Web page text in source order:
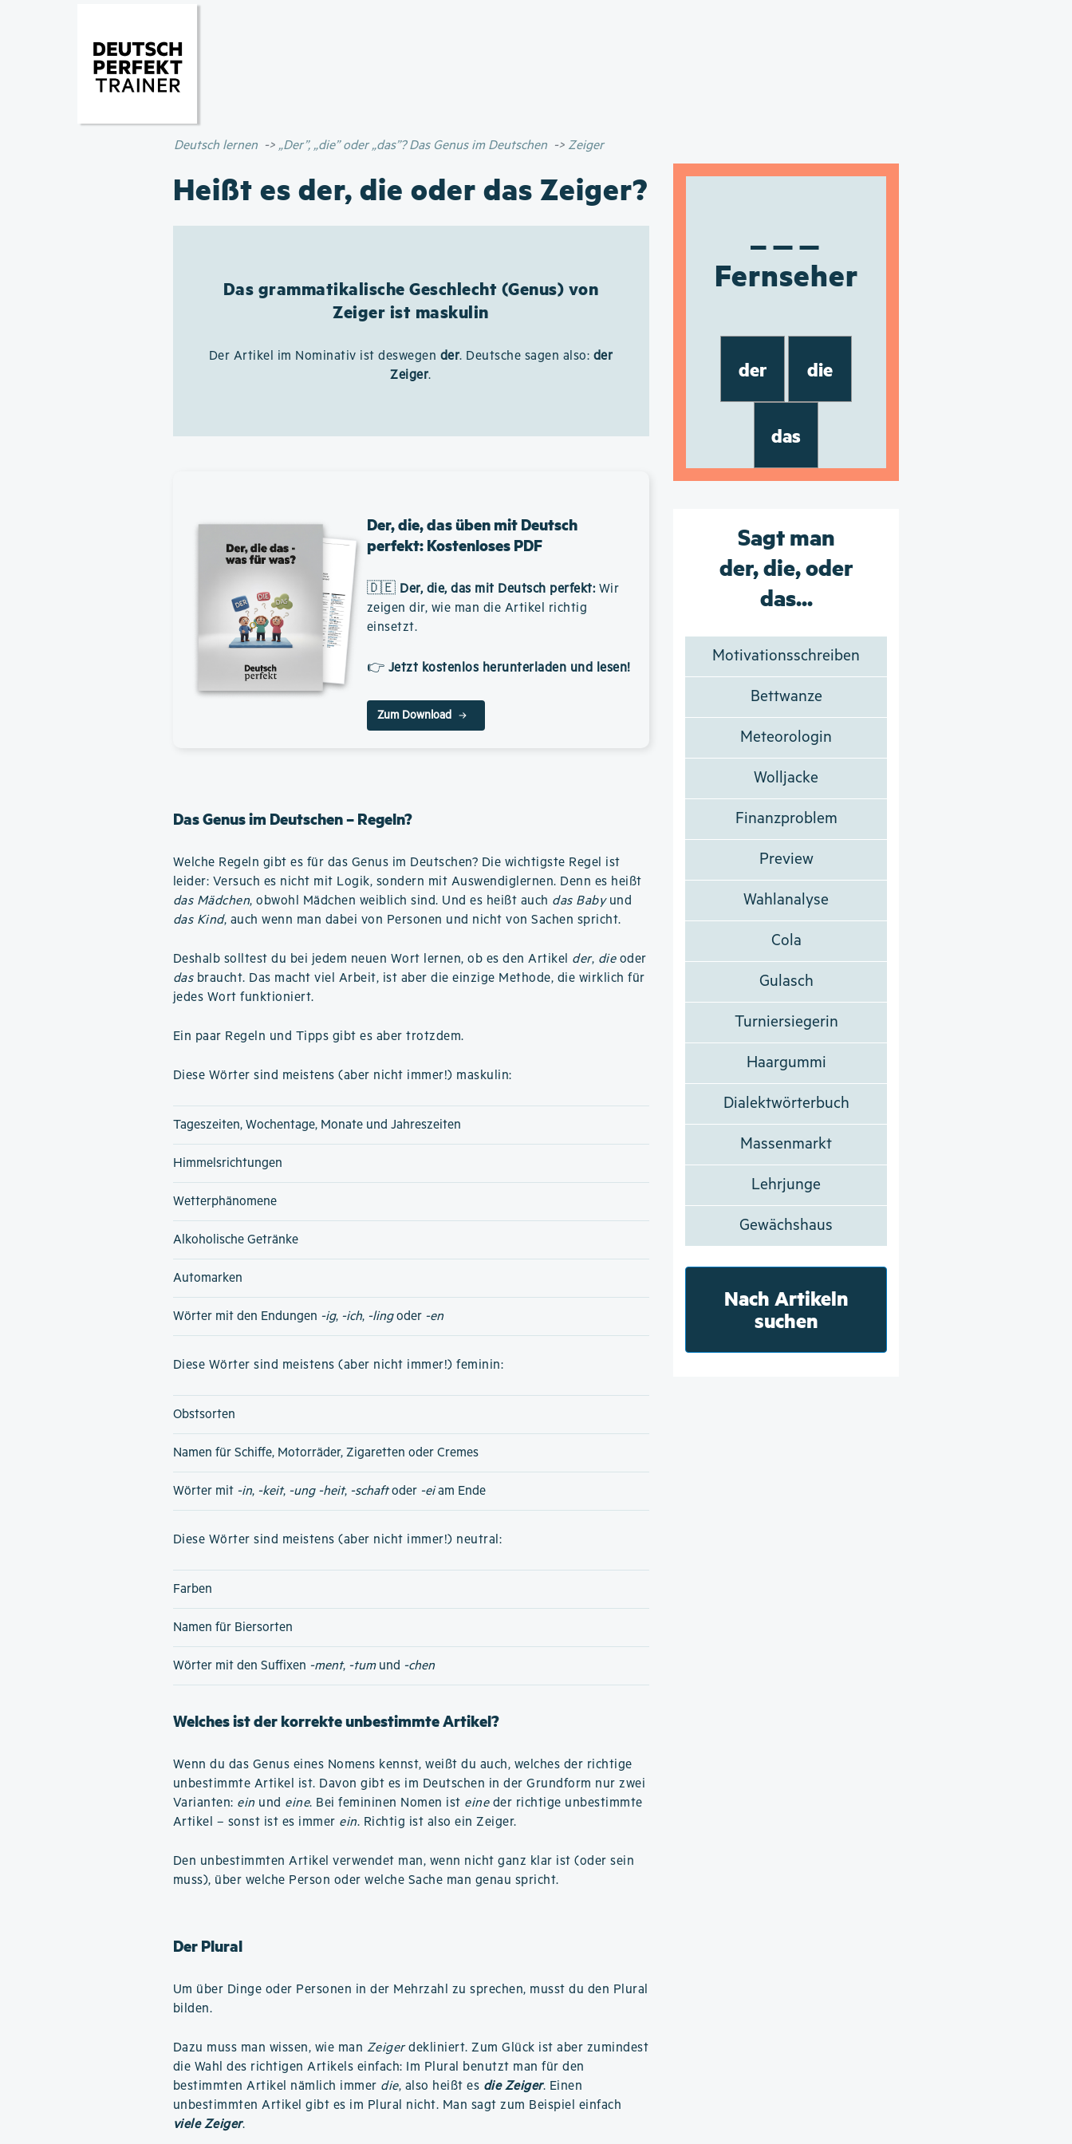
Deutsch lernen „Der”, „die” oder „das”? Das Genus im Deutschen Zeiger
Heißt es der, die oder das Zeiger?
Das grammatikalische Geschlecht (Genus) von
Zeiger ist maskulin
Der Artikel im Nominativ ist deswegen der. Deutsche sagen also: der
Zeiger.
Der, die, das üben mit Deutsch
perfekt: Kostenloses PDF
🇩🇪 Der, die, das mit Deutsch perfekt: Wir
zeigen dir, wie man die Artikel richtig
einsetzt.
👉 Jetzt kostenlos herunterladen und lesen!
Zum Download
Das Genus im Deutschen – Regeln?
Welche Regeln gibt es für das Genus im Deutschen? Die wichtigste Regel ist
leider: Versuch es nicht mit Logik, sondern mit Auswendiglernen. Denn es heißt
das Mädchen, obwohl Mädchen weiblich sind. Und es heißt auch das Babyund
das Kind, auch wenn man dabei von Personen und nicht von Sachen spricht.
Deshalb solltest du bei jedem neuen Wort lernen, ob es den Artikel der, dieoder
dasbraucht. Das macht viel Arbeit, ist aber die einzige Methode, die wirklich für
jedes Wort funktioniert.
Ein paar Regeln und Tipps gibt es aber trotzdem.
Diese Wörter sind meistens (aber nicht immer!) maskulin:
Tageszeiten, Wochentage, Monate und Jahreszeiten
Himmelsrichtungen
Wetterphänomene
Alkoholische Getränke
Automarken
Wörter mit den Endungen -ig, -ich, -lingoder -en
Diese Wörter sind meistens (aber nicht immer!) feminin:
Obstsorten
Namen für Schiffe, Motorräder, Zigaretten oder Cremes
Wörter mit -in, -keit, -ung -heit, -schaftoder -eiam Ende
Diese Wörter sind meistens (aber nicht immer!) neutral:
Farben
Namen für Biersorten
Wörter mit den Suffixen -ment, -tumund -chen
Welches ist der korrekte unbestimmte Artikel?
Wenn du das Genus eines Nomens kennst, weißt du auch, welches der richtige
unbestimmte Artikel ist. Davon gibt es im Deutschen in der Grundform nur zwei
Varianten: ein und eine. Bei femininen Nomen ist eineder richtige unbestimmte
Artikel – sonst ist es immer ein. Richtig ist also ein Zeiger.
Den unbestimmten Artikel verwendet man, wenn nicht ganz klar ist (oder sein
muss), über welche Person oder welche Sache man genau spricht.
Der Plural
Um über Dinge oder Personen in der Mehrzahl zu sprechen, musst du den Plural
bilden.
Dazu muss man wissen, wie man Zeigerdekliniert. Zum Glück ist aber zumindest
die Wahl des richtigen Artikels einfach: Im Plural benutzt man für den
bestimmten Artikel nämlich immer die, also heißt es die Zeiger. Einen
unbestimmten Artikel gibt es im Plural nicht. Man sagt zum Beispiel einfach
viele Zeiger.
Fernseher
der die
das
Sagt man
der, die, oder
das...
Motivationsschreiben
Bettwanze
Meteorologin
Wolljacke
Finanzproblem
Preview
Wahlanalyse
Cola
Gulasch
Turniersiegerin
Haargummi
Dialektwörterbuch
Massenmarkt
Lehrjunge
Gewächshaus
Nach Artikeln
suchen